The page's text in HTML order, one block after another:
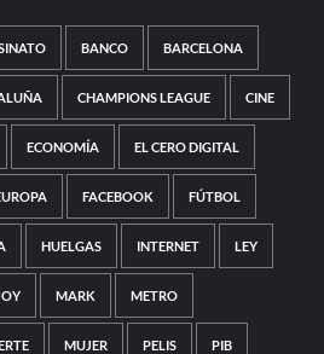
BANCO BARCELONA
CHAMPIONS LEAGUE CINE
ECONOMÍA EL CERO DIGITAL
FACEBOOK FÚTBOL
HUELGAS INTERNET LEY
MARK METRO
MUJER PELIS PIB